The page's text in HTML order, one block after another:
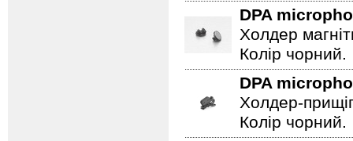
DPA
Холдер
Колір чорний.
DPA
Холдер-
Колір чорний.